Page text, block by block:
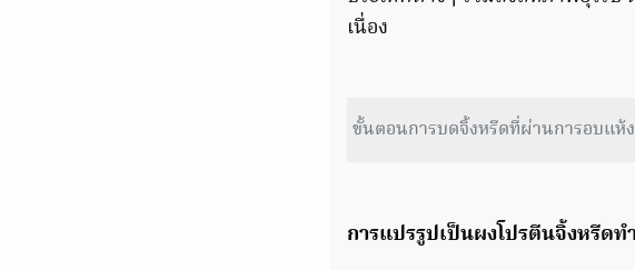
เนื่อง
ขั้นตอนการบดจิ้งหรีดที่ผ่านการอบแ
การแปรรูปเป็นผงโปรตีนจิ้งหรีดท